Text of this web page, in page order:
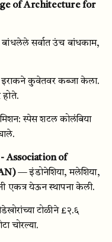
of Architecture for
सर्वात उंच बांधकाम,
कुवेतवर कब्जा केला.
स्पेस शटल कोलंबिया
- Association of
— इंडोनेशिया, मलेशिया,
एकत्र येऊन स्थापना केली.
टोळीने £२.६
चोरल्या.